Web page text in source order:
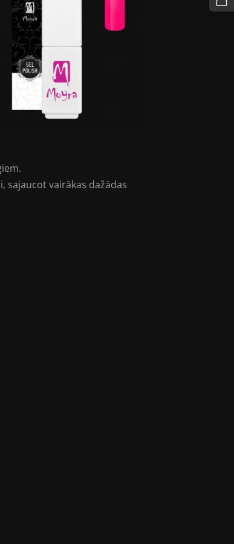
sajaucot vairākas dažādas